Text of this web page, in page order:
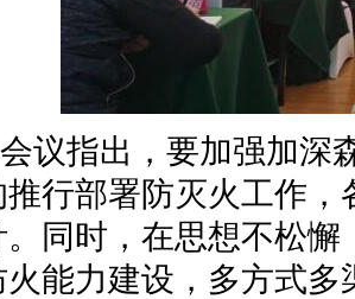
指出，要加强加深
推行部署防灭火工作
。同时，在思想不松
火能力建设，多方式